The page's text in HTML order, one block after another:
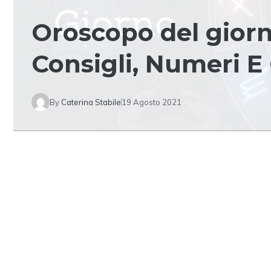
Oroscopo del
Consigli, Numeri E
By Caterina Stabile 19 Agosto 2021